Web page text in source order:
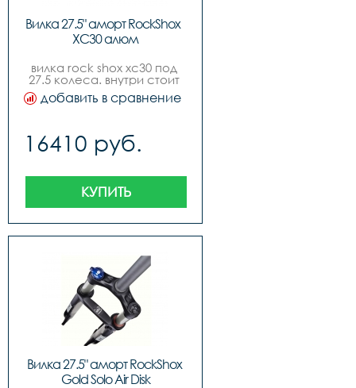
Вилка 27.5" аморт RockShox
XC30 алюм
вилка rock shox xc30 под
27.5 колеса. внутри стоит
пружина средней
жесткости medium. имеет
добавить в сравнение
16410 руб.
КУПИТЬ
Вилка 27.5" аморт RockShox
Gold Solo Air Disk